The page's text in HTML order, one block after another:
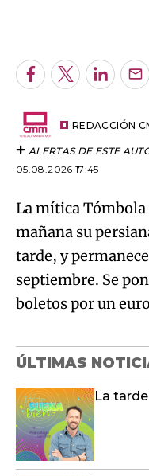
Facebook
TwitterLinkedIn
REDACCIÓN
ALERTAS DE ESTE
05.08.2026 17:45
La mítica Tómbola
mañana su
tarde, y
septiembre. Se
boletos por un
ÚLTIMAS
La